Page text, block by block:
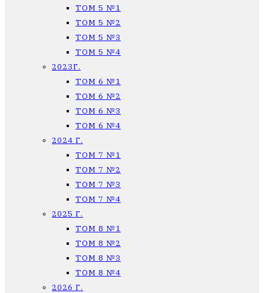
ТОМ 5 №1
ТОМ 5 №2
ТОМ 5 №3
ТОМ 5 №4
2023Г.
ТОМ 6 №1
ТОМ 6 №2
ТОМ 6 №3
ТОМ 6 №4
2024 Г.
ТОМ 7 №1
ТОМ 7 №2
ТОМ 7 №3
ТОМ 7 №4
2025 Г.
ТОМ 8 №1
ТОМ 8 №2
ТОМ 8 №3
ТОМ 8 №4
2026 Г.